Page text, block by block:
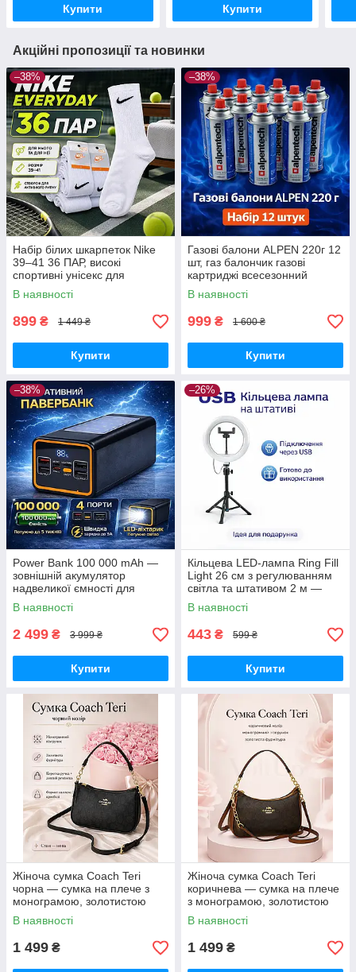
Купити Купити
Акційні пропозиції та новинки
–38%
Набір білих шкарпеток Nike
39–41 36 ПАР, високі
спортивні унісекс для
щоденного використання
В наявності
899 ₴ 1 449 ₴
Купити
–38%
Газові балони ALPEN 220г 12
шт, газ балончик газові
картриджі всесезонний
пропан-бутан для
портативних плит, пальників
та кемпінгу
В наявності
999 ₴ 1 600 ₴
Купити
–38%
Power Bank 100 000 mAh —
зовнішній акумулятор
надвеликої ємності для
телефону, роутера та
автономного живлення
В наявності
2 499 ₴ 3 999 ₴
Купити
–26%
Кільцева LED-лампа Ring Fill
Light 26 см з регулюванням
світла та штативом 2 м —
світло для селфі, блогерів,
візажистів, фото-віде
В наявності
443 ₴ 599 ₴
Купити
Жіноча сумка Coach Teri
чорна — сумка на плече з
монограмою, золотистою
фурнітурою та ремінцем
В наявності
1 499 ₴
Жіноча сумка Coach Teri
коричнева — сумка на плече
з монограмою, золотистою
фурнітурою та ремінцем
В наявності
1 499 ₴